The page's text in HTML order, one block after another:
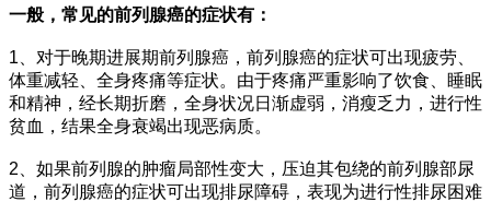
一般，常见的前列腺癌的症状有：
1、对于晚期进展期前列腺癌，前列腺癌的症状可出现疲劳、
体重减轻、全身疼痛等症状。由于疼痛严重影响了饮食、睡眠
和精神，经长期折磨，全身状况日渐虚弱，消瘦乏力，进行性
贫血，结果全身衰竭出现恶病质。
2、如果前列腺的肿瘤局部性变大，压迫其包绕的前列腺部尿
道，前列腺癌的症状可出现排尿障碍，表现为进行性排尿困难